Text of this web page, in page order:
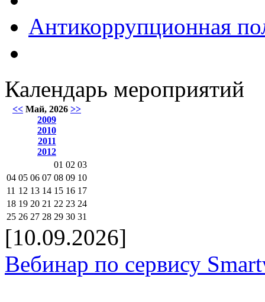
Антикоррупционная
Календарь мероприятий
<< Май, 2026 >>
2009
2010
2011
2012
01 02 03
04 05 06 07 08 09 10
11 12 13 14 15 16 17
18 19 20 21 22 23 24
25 26 27 28 29 30 31
[10.09.2026]
Вебинар по сервису